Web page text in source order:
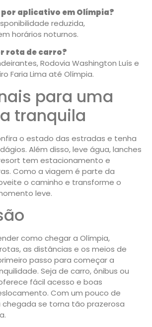
aplicativo em Olímpia?
reduzida,
horários noturnos.
rota de carro?
Rodovia Washington Luís e
Faria Lima até Olímpia.
para uma
tranquila
o estado das estradas e tenha
Além disso, leve água, lanches
tem estacionamento e
Como a viagem é parte da
o caminho e transforme o
leve.
como chegar a Olímpia,
as distâncias e os meios de
passo para começar a
Seja de carro, ônibus ou
fácil acesso e boas
Com um pouco de
se torna tão prazerosa